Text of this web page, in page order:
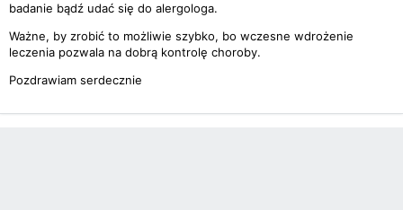
badanie bądź udać się do alergologa.
Ważne, by zrobić to możliwie szybko, bo wczesne wdrożenie
leczenia pozwala na dobrą kontrolę choroby.
Pozdrawiam serdecznie